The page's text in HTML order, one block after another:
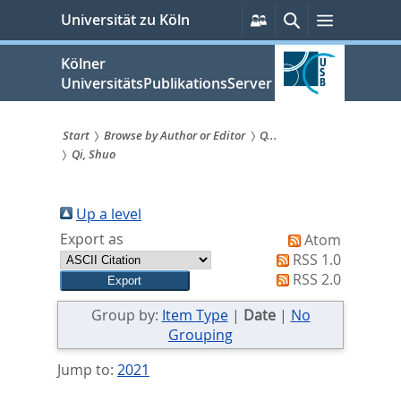
springen
Universität zu Köln
Persönliche
Services
SucheMenü
Kölner
UniversitätsPublikationsServer
Sie
sind
hier:
Start Browse by Author or Editor
Q...
Qi, Shuo
Up a level
Export as
Atom
RSS 1.0
RSS 2.0
Group by: Item Type| Date| No
Grouping
Jump to: 2021